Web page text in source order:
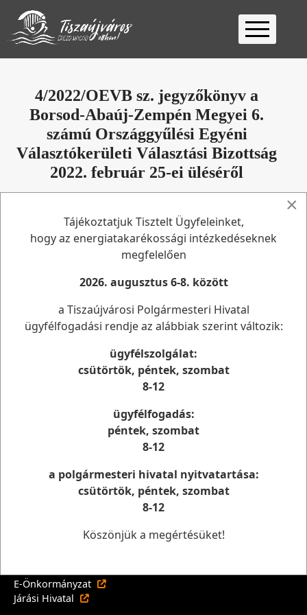
Kezdőlap
Ügyintézés
Választás
2026 Fontos
4/2022/OEVB sz. jegyzőkönyv a
Borsod-Abaúj-Zempén Megyei 6.
számú Országgyűlési Egyéni
Választókerületi Választási Bizottság
2022. február 25-ei üléséről
Nem rendelkezik a(z) pdf beépülő modullal, de
letöltheti a(z) pdf fájlt.
Elérhetőség
3580 Tiszaújváros, Bethlen G. út 7.
Telefon: (49) 548- 000
Önkormányzati oldalak
Ügyfélterminál
Dokumentumtár
Tiszaújváros rendeletei -NJT
E-Önkormányzat
Járási Hivatal
×
Tájékoztatjuk Tisztelt Ügyfeleinket,
hogy az energiatakarékossági intézkedéseknek
megfelelően
2026. augusztus 6-8. között
a Tiszaújvárosi Polgármesteri Hivatal
ügyfélfogadási rendje az alábbiak szerint változik:
ügyfélszolgálat:
csütörtök, péntek, szombat
8-12
ügyfélfogadás:
péntek, szombat
8-12
a polgármesteri hivatal nyitvatartása:
csütörtök, péntek, szombat
8-12
Köszönjük a megértésüket!